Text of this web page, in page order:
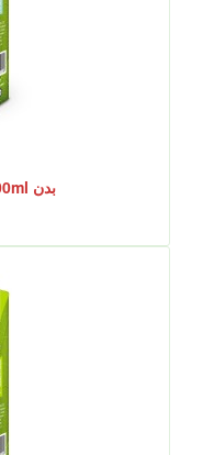
بدن 200ml گیاهی نوشیدن چای